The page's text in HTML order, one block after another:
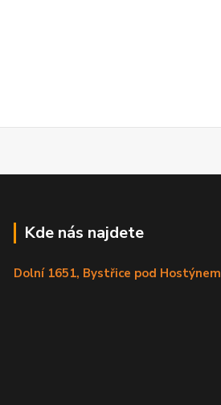
Kde nás najdete
Dolní 1651, Bystřice pod Hostýnem